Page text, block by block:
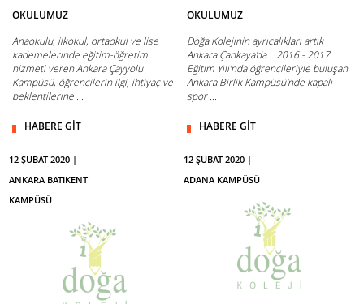
OKULUMUZ
Anaokulu, ilkokul, ortaokul ve lise
kademelerinde eğitim-öğretim
hizmeti veren Ankara Çayyolu
Kampüsü, öğrencilerin ilgi, ihtiyaç ve
beklentilerine ...
HABERE GİT
OKULUMUZ
Doğa Kolejinin ayrıcalıkları artık
Ankara Çankaya'da... 2016 - 2017
Eğitim Yılı'nda öğrencileriyle buluşan
Ankara Birlik Kampüsü'nde kapalı
spor ...
HABERE GİT
12 ŞUBAT 2020 |
ANKARA BATIKENT
KAMPÜSÜ
12 ŞUBAT 2020 |
ADANA KAMPÜSÜ